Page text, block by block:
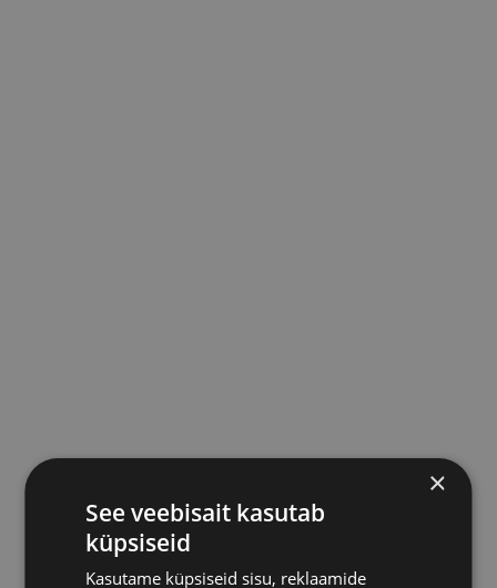
×
See veebisait kasutab
küpsiseid
Kasutame küpsiseid sisu, reklaamide